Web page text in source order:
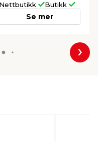
Nettbutikk Butikk
Se mer